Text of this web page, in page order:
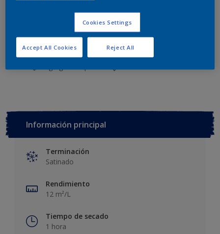
Por favor, visite su tienda más cercana.
Información principal
Terminación
Satinado
Rendimiento
12 m²/L
Tiempo de secado
1 hora
Cookies Settings
Reject All
Accept All Cookies